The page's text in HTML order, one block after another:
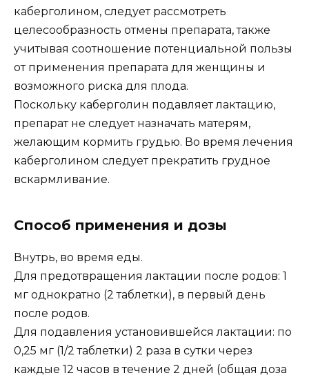
каберголином, следует рассмотреть
целесообразность отмены препарата, также
учитывая соотношение потенциальной пользы
от применения препарата для женщины и
возможного риска для плода.
Поскольку каберголин подавляет лактацию,
препарат не следует назначать матерям,
желающим кормить грудью. Во время лечения
каберголином следует прекратить грудное
вскармливание.
Способ применения и дозы
Внутрь, во время еды.
Для предотвращения лактации после родов: 1
мг однократно (2 таблетки), в первый день
после родов.
Для подавления установившейся лактации: по
0,25 мг (1/2 таблетки) 2 раза в сутки через
каждые 12 часов в течение 2 дней (общая доза